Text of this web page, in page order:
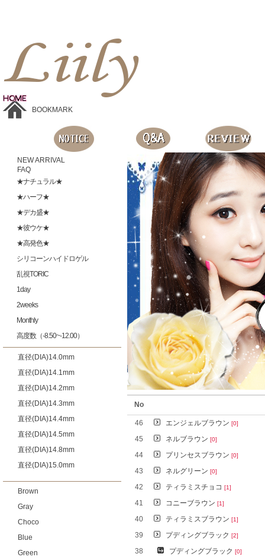
BOOKMARK
NEW ARRIVAL
FAQ
★ナチュラル★
★ハーフ★
★デカ盛★
★彼ウケ★
★高発色★
シリコーンハイドロゲル
乱視TORIC
1day
2weeks
Monthly
高度数（-8.50~-12.00）
直径(DIA)14.0mm
直径(DIA)14.1mm
直径(DIA)14.2mm
直径(DIA)14.3mm
直径(DIA)14.4mm
直径(DIA)14.5mm
直径(DIA)14.8mm
直径(DIA)15.0mm
Brown
Gray
Choco
Blue
Green
No
46 エンジェルブラウン [0]
45 ネルブラウン [0]
44 プリンセスブラウン [0]
43 ネルグリーン [0]
42 ティラミスチョコ [1]
41 コニーブラウン [1]
40 ティラミスブラウン [1]
39 プディングブラック [2]
38 プディングブラック [0]